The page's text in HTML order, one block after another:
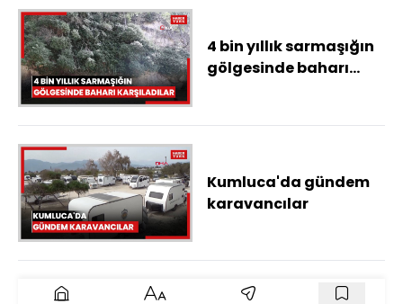
4 bin yıllık sarmaşığın
gölgesinde baharı
Kumluca'da gündem
karavancılar